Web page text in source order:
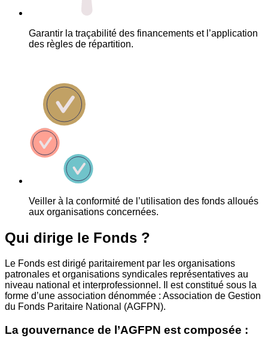
Garantir la traçabilité des financements et l’application
des règles de répartition.
Veiller à la conformité de l’utilisation des fonds alloués
aux organisations concernées.
Qui dirige le Fonds ?
Le Fonds est dirigé paritairement par les organisations
patronales et organisations syndicales représentatives au
niveau national et interprofessionnel. Il est constitué sous la
forme d’une association dénommée : Association de Gestion
du Fonds Paritaire National (AGFPN).
La gouvernance de l’AGFPN est composée :